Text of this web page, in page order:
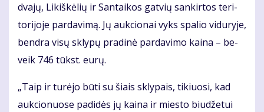
dva­jų, Li­kiš­kė­lių ir San­tai­kos gat­vių san­kir­tos te­ri­
to­ri­jo­je par­davimą. Jų auk­cio­nai vyks spa­lio vi­du­ry­je,
ben­dra vi­sų skly­pų pra­di­nė par­da­vi­mo kai­na – be­
veik 746 tūkst. eu­rų.
„Taip ir tu­rė­jo bū­ti su šiais skly­pais, ti­kiuo­si, kad
auk­cio­nuo­se pa­di­dės jų kai­na ir mies­to biu­dže­tui